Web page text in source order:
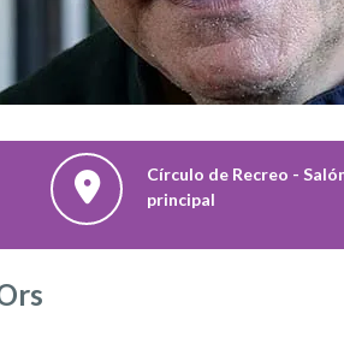
Círculo de Recreo -
principal